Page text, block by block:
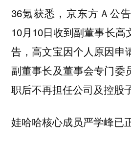
36氪获悉，京东方Ａ公
10月10日收到副董事长高
告，高文宝因个人原因申
副董事长及董事会专门委
职后不再担任公司及控股
娃哈哈核心成员严学峰已